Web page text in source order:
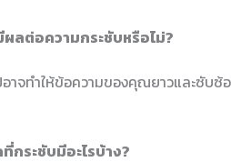
ผลต่อความกระชับหรือไม่?
อาจทำให้ข้อความของคุณยาวและซับซ้
กระชับมีอะไรบ้าง?